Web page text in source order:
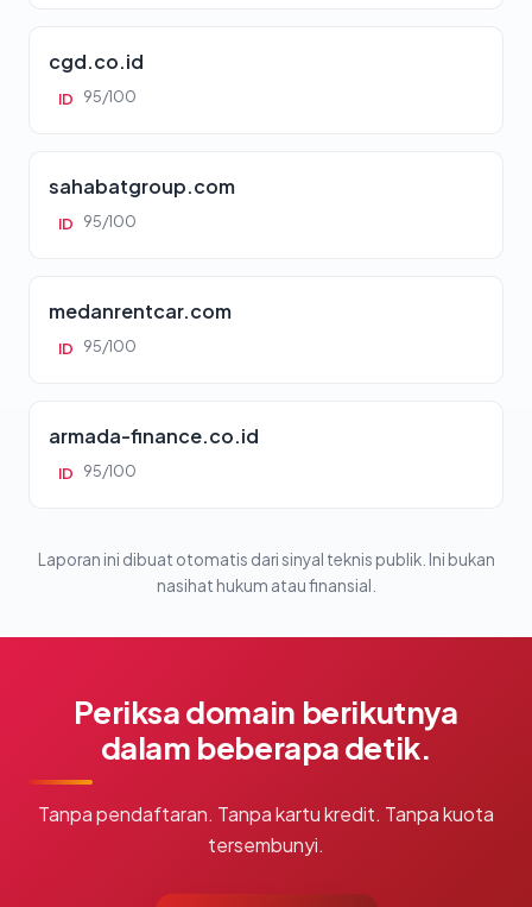
cgd.co.id
ID 95/100
sahabatgroup.com
ID 95/100
medanrentcar.com
ID 95/100
armada-finance.co.id
ID 95/100
Laporan ini dibuat otomatis dari sinyal teknis publik. Ini bukan
nasihat hukum atau finansial.
Periksa domain berikutnya
dalam beberapa detik.
Tanpa pendaftaran. Tanpa kartu kredit. Tanpa kuota
tersembunyi.